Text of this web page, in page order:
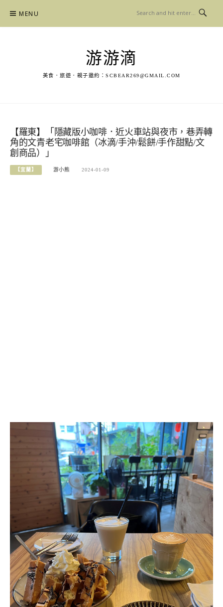
content
MENU
游游滴
美食．旅遊．親子邀約： SCBEAR269@GMAIL.COM
【羅東】「隱藏版小咖啡．近火車站與夜市，巷弄轉
角的文青老宅咖啡館（冰滴/手沖/鬆餅/手作甜點/文
創商品）」
【宜蘭】 游小熊 2024-01-09